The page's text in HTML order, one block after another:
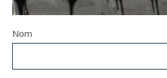
Nom